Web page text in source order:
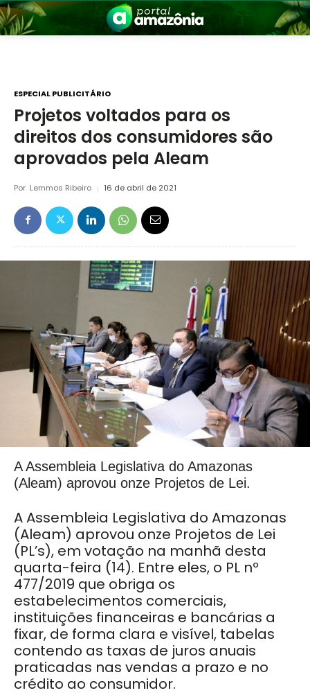
Amazônia
ESPECIAL PUBLICITÁRIO
Projetos voltados para os
direitos dos consumidores são
aprovados pela Aleam
Por Lemmos Ribeiro 16 de abril de 2021
A Assembleia Legislativa do Amazonas
(Aleam) aprovou onze Projetos de Lei.
A Assembleia Legislativa do Amazonas
(Aleam) aprovou onze Projetos de Lei
(PL’s), em votação na manhã desta
quarta-feira (14). Entre eles, o PL nº
477/2019 que obriga os
estabelecimentos comerciais,
instituições financeiras e bancárias a
fixar, de forma clara e visível, tabelas
contendo as taxas de juros anuais
praticadas nas vendas a prazo e no
crédito ao consumidor.